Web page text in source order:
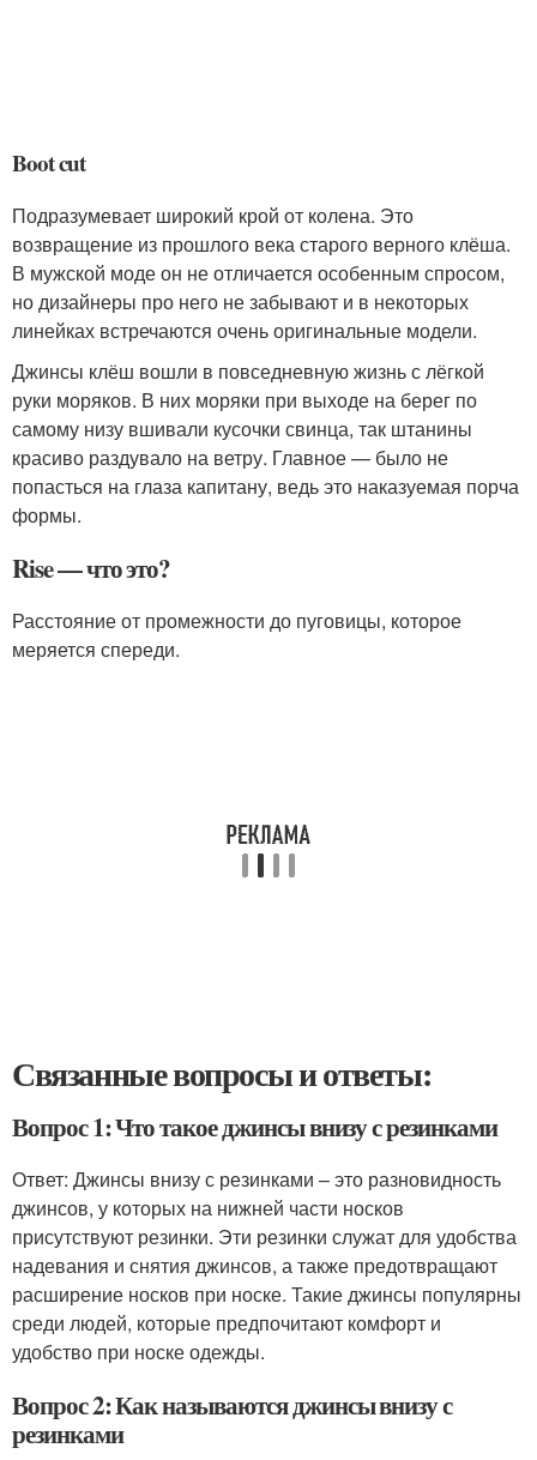
Boot cut
Подразумевает широкий крой от колена. Это
возвращение из прошлого века старого верного клёша.
В мужской моде он не отличается особенным спросом,
но дизайнеры про него не забывают и в некоторых
линейках встречаются очень оригинальные модели.
Джинсы клёш вошли в повседневную жизнь с лёгкой
руки моряков. В них моряки при выходе на берег по
самому низу вшивали кусочки свинца, так штанины
красиво раздувало на ветру. Главное — было не
попасться на глаза капитану, ведь это наказуемая порча
формы.
Rise — что это?
Расстояние от промежности до пуговицы, которое
меряется спереди.
Связанные вопросы и ответы:
Вопрос 1: Что такое джинсы внизу с резинками
Ответ: Джинсы внизу с резинками – это разновидность
джинсов, у которых на нижней части носков
присутствуют резинки. Эти резинки служат для удобства
надевания и снятия джинсов, а также предотвращают
расширение носков при носке. Такие джинсы популярны
среди людей, которые предпочитают комфорт и
удобство при носке одежды.
Вопрос 2: Как называются джинсы внизу с
резинками